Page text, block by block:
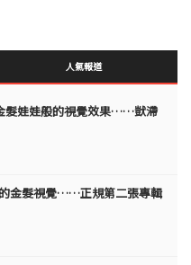
人氣報道
髮娃娃般的視覺效果……獃滯
的金髮視覺……正規第二張專輯